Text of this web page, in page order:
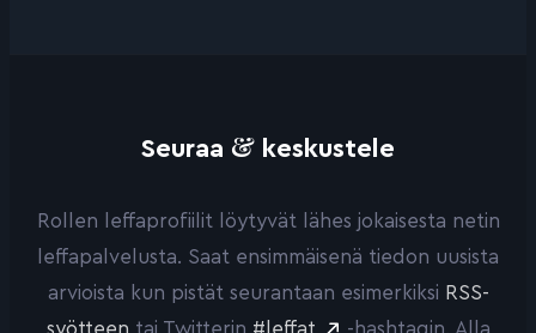
Seuraa & keskustele
Rollen leffaprofiilit löytyvät lähes jokaisesta netin
leffapalvelusta. Saat ensimmäisenä tiedon uusista
arvioista kun pistät seurantaan esimerkiksi RSS-
syötteen tai Twitterin #leffat -hashtagin. Alla